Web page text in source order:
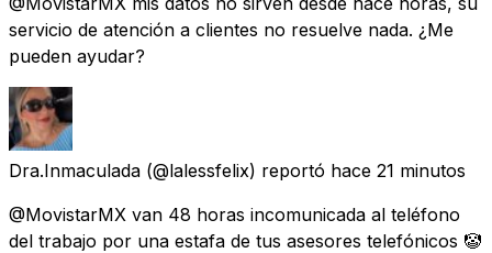
servicio de atención a clientes no resuelve nada. ¿Me
pueden ayudar?
Dra.Inmaculada (@lalessfelix) reportó hace 21 minutos
@MovistarMX van 48 horas incomunicada al teléfono
del trabajo por una estafa de tus asesores telefónicos 🤡